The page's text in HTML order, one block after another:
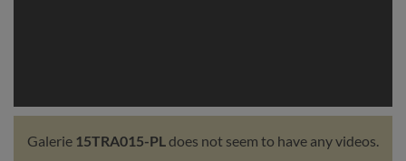
Galerie 15TRA015-PLdoes not seem to have any videos.